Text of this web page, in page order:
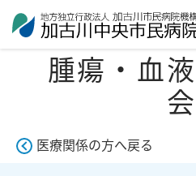
腫瘍・血
会
医療関係の方へ戻る